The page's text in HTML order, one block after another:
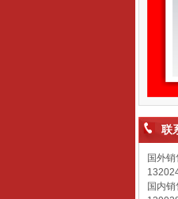
联
国外
国内销